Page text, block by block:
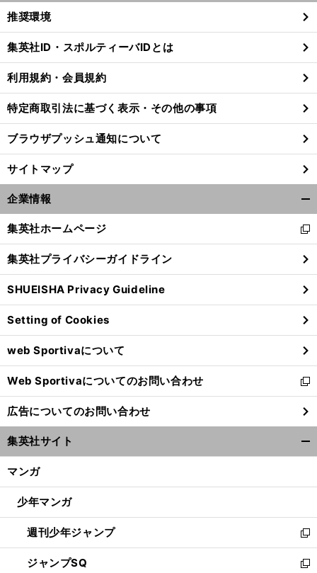
閉
る
推奨環境
集英社ID・スポルティーバIDとは
利用規約・会員規約
特定商取引法に基づく表示・その他の事項
ブラウザプッシュ通知について
サイトマップ
企業情報
閉
る
集英社ホームページ
新
し
い
ウ
ィ
ン
ド
ウ
で
開
く
集英社プライバシーガイドライン
SHUEISHA Privacy Guideline
Setting of Cookies
web Sportivaについて
Web Sportivaについてのお問い合わせ
新
し
い
ウ
ィ
ン
ウ
開
く
広告についてのお問い合わせ
集英社サイト
マンガ
少年マンガ
週刊少年ジャンプ
新
し
い
ジャンプSQ
新